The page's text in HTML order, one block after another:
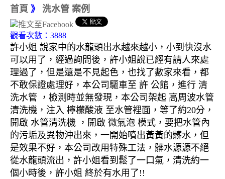
首頁 》 洗水管 案例
觀看次數：3888
許小姐 說家中的水龍頭出水越來越小，小到快沒水
可以用了，經過詢問後，許小姐說已經有請人來處
理過了，但是還是不見起色，也找了數家來看，都
不敢保證處理好，本公司驅車至 許 公館，進行 清
洗水管 ，檢測時並無發現，本公司架起 高周波水管
清洗機，注入 檸檬酸液 至水管裡面，等了約20分，
開啟 水管清洗機 ，開啟 微氣泡 模式，要把水管內
的污垢及異物沖出來，一開始噴出黃黃的髒水，但
是效果不好，本公司改用特殊工法，髒水源源不絕
從水龍頭流出，許小姐看到鬆了一口氣，清洗約一
個小時後，許小姐 終於有水用了!!